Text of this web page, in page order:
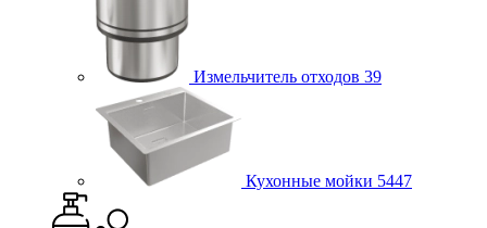
Измельчитель отходов 39
Кухонные мойки 5447